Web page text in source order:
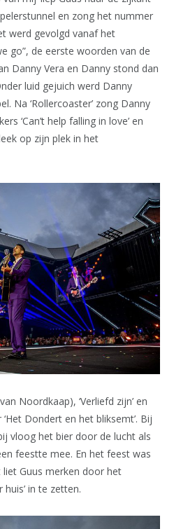
en zong het nummer
werd gevolgd vanaf het
go”, de eerste woorden van de
Danny Vera en Danny stond dan
luid gejuich werd Danny
Na ‘Rollercoaster’ zong Danny
‘Can’t help falling in love’ en
op zijn plek in het
Noordkaap), ‘Verliefd zijn’ en
Dondert en het bliksemt’. Bij
vloog het bier door de lucht als
feestte mee. En het feest was
Guus merken door het
in te zetten.